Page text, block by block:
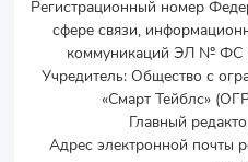
Регистрационный номер
сфере связи,
коммуникаций ЭЛ № ФС
Учредитель: Общество с
«Смарт Тейблс»
Главный
Адрес электронной почты